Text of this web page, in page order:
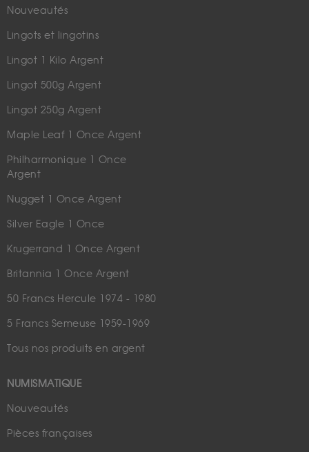
Nouveautés
Lingots et lingotins
Lingot 1 Kilo Argent
Lingot 500g Argent
Lingot 250g Argent
Maple Leaf 1 Once Argent
Philharmonique 1 Once
Argent
Nugget 1 Once Argent
Silver Eagle 1 Once
Krugerrand 1 Once Argent
Britannia 1 Once Argent
50 Francs Hercule 1974 - 1980
5 Francs Semeuse 1959-1969
Tous nos produits en argent
NUMISMATIQUE
Nouveautés
Pièces françaises